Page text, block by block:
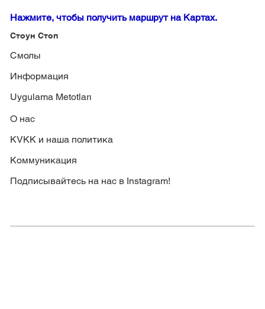
Нажмите, чтобы получить маршрут на Картах.
Стоун Стоп
Смолы
Информация
Uygulama Metotları
О нас
KVKK и наша политика
Коммуникация
Подписывайтесь на нас в Instagram!